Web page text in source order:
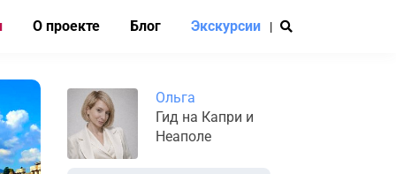
О проекте Блог Экскурсии |
Ольга
Гид на Капри и
Неаполе